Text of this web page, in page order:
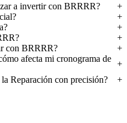
a invertir con BRRRR?
con BRRRR?
afecta mi cronograma de
Reparación con precisión?